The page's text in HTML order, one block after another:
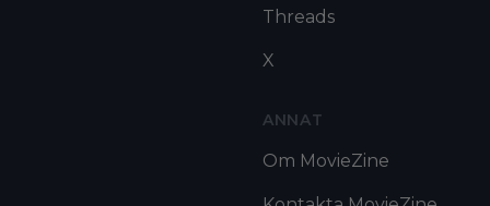
Threads
X
ANNAT
Om MovieZine